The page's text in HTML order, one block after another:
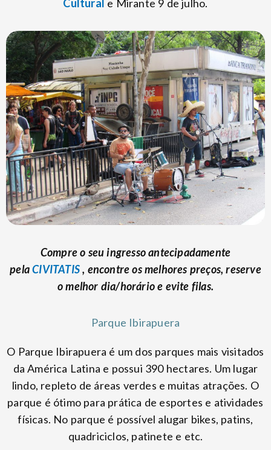
Cultural e Mirante 9 de julho.
Compre o seu ingresso antecipadamente
pelaCIVITATIS, encontre os melhores preços, reserve
o melhor dia/horário e evite filas.
Parque Ibirapuera
O Parque Ibirapuera é um dos parques mais visitados
da América Latina e possui 390 hectares. Um lugar
lindo, repleto de áreas verdes e muitas atrações. O
parque é ótimo para prática de esportes e atividades
físicas. No parque é possível alugar bikes, patins,
quadriciclos, patinete e etc.